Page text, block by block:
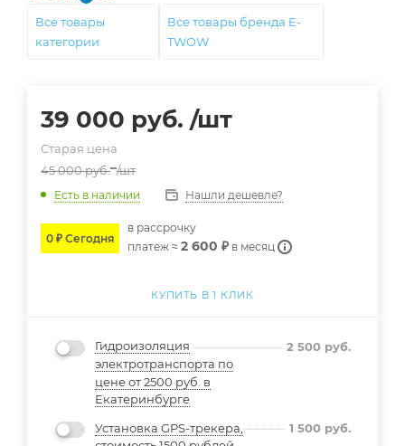
Все товары
категории
Все товары бренда E-
TWOW
39 000 руб. /шт
Старая цена
45 000руб. /шт
Есть в наличии Нашли дешевле?
0 ₽ Сегодня
в расcрочку
платеж ≈ 2 600 ₽ в месяц
КУПИТЬ В 1 КЛИК
Гидроизоляция
электротранспорта по
цене от 2500 руб. в
Екатеринбурге
2 500 руб.
Установка GPS-трекера,
1 500 руб.